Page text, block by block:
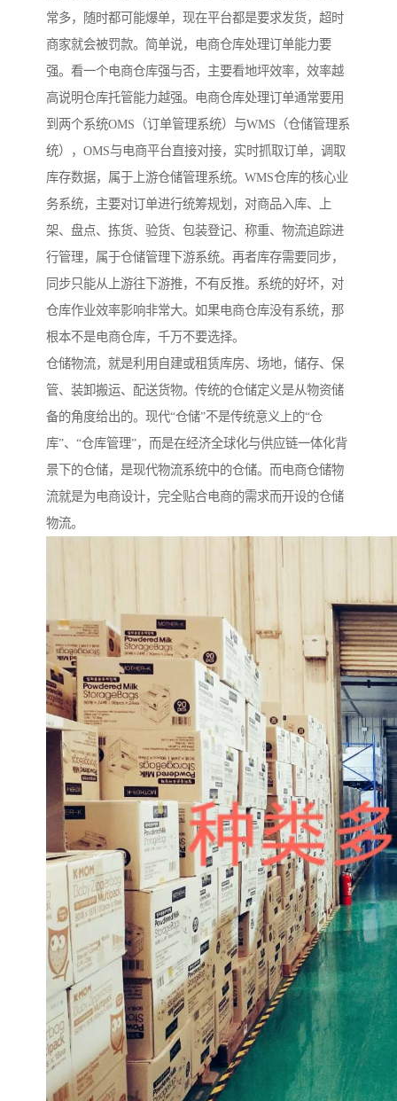
常多，随时都可能爆单，现在平台都是要求发货，超时
商家就会被罚款。简单说，电商仓库处理订单能力要
强。看一个电商仓库强与否，主要看地坪效率，效率越
高说明仓库托管能力越强。电商仓库处理订单通常要用
到两个系统OMS（订单管理系统）与WMS（仓储管理系
统），OMS与电商平台直接对接，实时抓取订单，调取
库存数据，属于上游仓储管理系统。WMS仓库的核心业
务系统，主要对订单进行统筹规划，对商品入库、上
架、盘点、拣货、验货、包装登记、称重、物流追踪进
行管理，属于仓储管理下游系统。再者库存需要同步，
同步只能从上游往下游推，不有反推。系统的好坏，对
仓库作业效率影响非常大。如果电商仓库没有系统，那
根本不是电商仓库，千万不要选择。
仓储物流，就是利用自建或租赁库房、场地，储存、保
管、装卸搬运、配送货物。传统的仓储定义是从物资储
备的角度给出的。现代“仓储”不是传统意义上的“仓
库”、“仓库管理”，而是在经济全球化与供应链一体化背
景下的仓储，是现代物流系统中的仓储。而电商仓储物
流就是为电商设计，完全贴合电商的需求而开设的仓储
物流。